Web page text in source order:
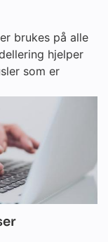
brukes på alle
hjelper
som er